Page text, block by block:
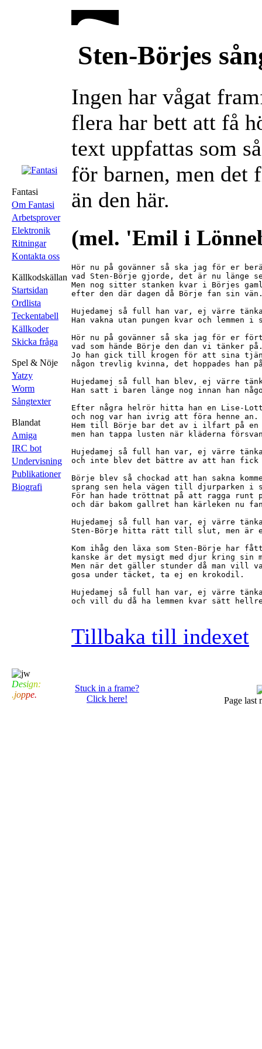
Fantasi
Om Fantasi
Arbetsprover
Elektronik
Ritningar
Kontakta oss
Källkodskällan
Startsidan
Ordlista
Teckentabell
Källkoder
Skicka fråga
Spel & Nöje
Yatzy
Worm
Sångtexter
Blandat
Amiga
IRC bot
Undervisning
Publikationer
Biografi
Sten-Börjes
Ingen har vågat
flera har bett att få
text uppfattas som
för barnen, men det
än den här.
(mel. 'Emil i
Hör nu på govänner så ska jag för er
vad Sten-Börje gjorde, det är nu länge
Men nog sitter stanken kvar i Börjes
efter den där dagen då Börje fan sin
Hujedamej så full han var, ej värre
Han vakna utan pungen kvar och lemmen i
Hör nu på govänner så ska jag för er
vad som hände Börje den dan vi tänker
Jo han gick till krogen för att sina
någon trevlig kvinna, det hoppades han
Hujedamej så full han blev, ej värre
Han satt i baren länge nog innan han
Efter några helrör hitta han en Lise-
och nog var han ivrig att föra henne an.
Hem till Börje bar det av i ilfart på en
men han tappa lusten när kläderna
Hujedamej så full han var, ej värre
och inte blev det bättre av att han fick
Börje blev så chockad att han sakna
sprang sen hela vägen till djurparken i
För han hade tröttnat på att ragga runt
och där bakom gallret han kärleken nu
Hujedamej så full han var, ej värre
Sten-Börje hitta rätt till slut, men är
Kom ihåg den läxa som Sten-Börje har
kanske är det mysigt med djur kring sin
Men när det gäller stunder då man vill
gosa under täcket, ta ej en krokodil.
Hujedamej så full han var, ej värre
och vill du då ha lemmen kvar sätt
Tillbaka till indexet
Design:
.joppe.
Stuck in a frame?
Click here!
Page last